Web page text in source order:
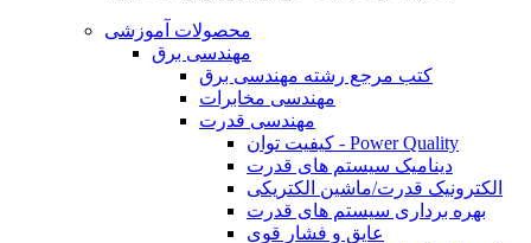
محصولات آموزشی
مهندسی برق
کتب مرجع رشته مهندسی برق
مهندسی مخابرات
مهندسی قدرت
کیفیت توان - Power Quality
دینامیک سیستم های قدرت
الکترونیک قدرت/ماشین الکتریکی
بهره برداری سیستم های قدرت
عایق و فشار قوی